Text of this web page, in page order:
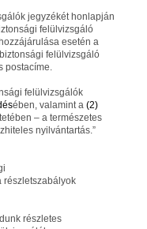
jegyzékét honlapján
felülvizsgáló
esetén a
felülvizsgáló
postacíme.
felülvizsgálók
ében, valamint a (2)
– a természetes
nyilvántartás.”
részletszabályok
részletes